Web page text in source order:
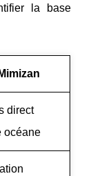
la base
Mimizan
direct
océane